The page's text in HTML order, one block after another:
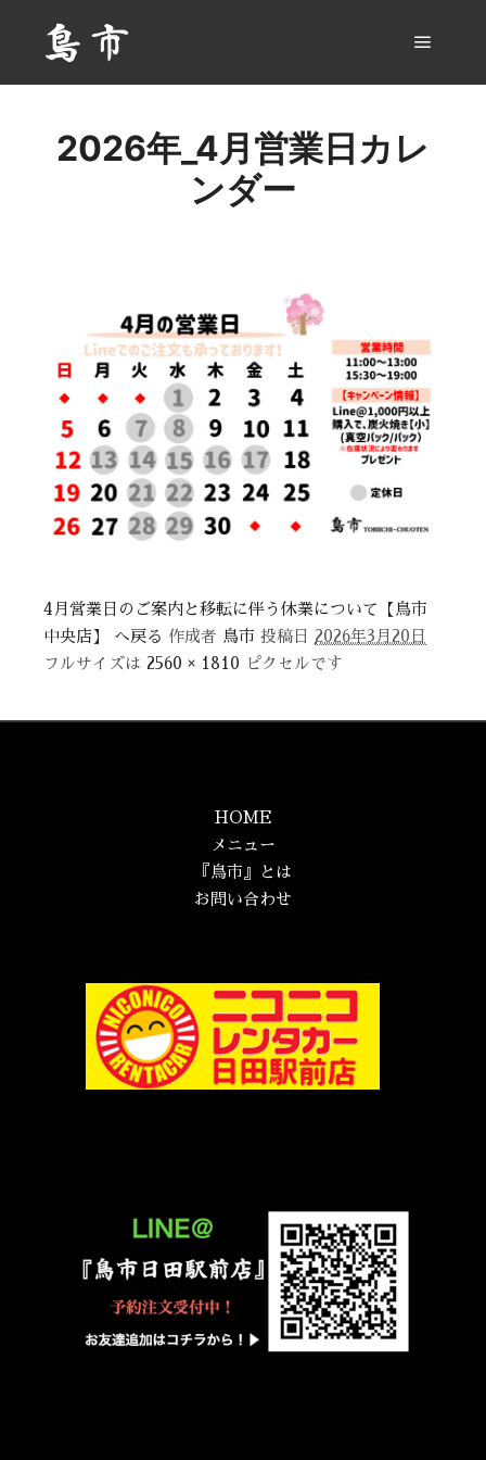
2026年_4月営業日カレ
ンダー
4月営業日のご案内と移転に伴う休業について【鳥市
中央店】 へ戻る 作成者 鳥市 投稿日 2026年3月20日
フルサイズは 2560 × 1810 ピクセルです
HOME
メニュー
『鳥市』とは
お問い合わせ